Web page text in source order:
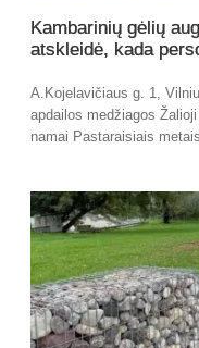
Kambarinių gėlių
atskleidė, kada
A.Kojelavičiaus g. 1,
apdailos medžiagos
namai Pastaraisiais